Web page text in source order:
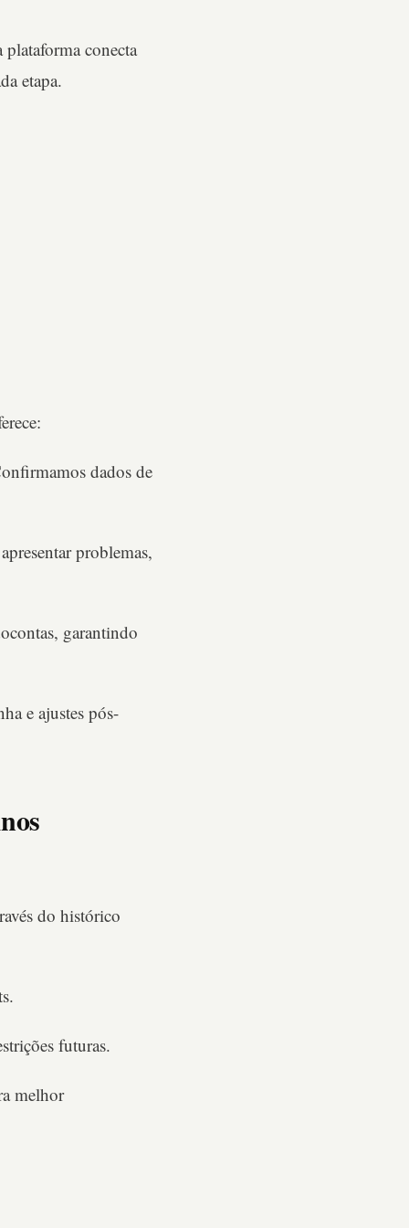
plataforma conecta
etapa.
dados de
problemas,
garantindo
e ajustes pós-
do histórico
futuras.
melhor